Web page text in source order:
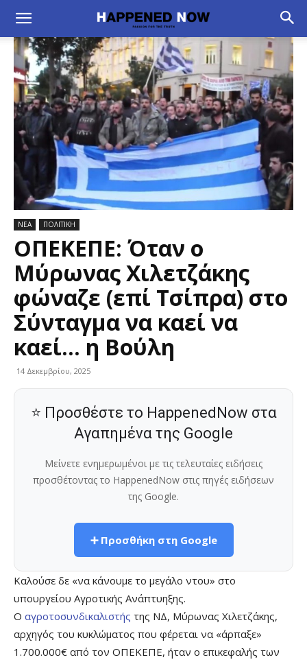
ΝΕΑ ΠΟΛΙΤΙΚΗ
ΟΠΕΚΕΠΕ: Όταν ο
Μύρωνας Χιλετζάκης
φώναζε (επί Τσίπρα) στο
Σύνταγμα να καεί να
καεί… η Βούλη
14 Δεκεμβρίου, 2025
⭐ Προσθέστε το HappenedNow στα
Αγαπημένα της Google
Μείνετε ενημερωμένοι με τις τελευταίες ειδήσεις
προσθέτοντας το HappenedNow στις πηγές ειδήσεων
της Google.
➕ Προσθήκη στη Google
Καλούσε δε «να κάνουμε το μεγάλο ντου» στο
υπουργείου Αγροτικής Ανάπτυηξης.
Ο αγροτοσυνδικαλιστής της ΝΔ, Μύρωνας Χιλετζάκης,
αρχηγός του κυκλώματος που φέρεται να «άρπαξε»
1.700.000€ από τον ΟΠΕΚΕΠΕ, ήταν ο επικεφαλής των